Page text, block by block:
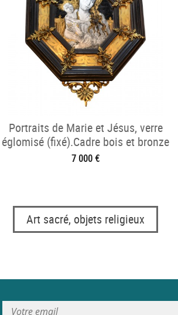
Portraits de Marie et Jésus, verre
églomisé (fixé).Cadre bois et bronze
doré.17° sièc
7 000 €
Art sacré, objets religieux